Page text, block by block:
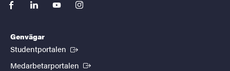
facebooklinkedinyoutubeinstagram
Genvägar
Studentportalen (Extern länk)
Medarbetarportalen (Extern länk)